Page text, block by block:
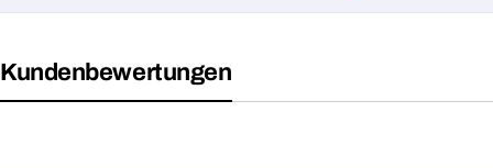
Kundenbewertungen